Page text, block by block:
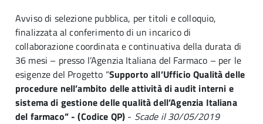
Avviso di selezione pubblica, per titoli e colloquio,
finalizzata al conferimento di un incarico di
collaborazione coordinata e continuativa della durata di
36 mesi – presso l’Agenzia Italiana del Farmaco – per le
esigenze del Progetto “Supporto all’Ufficio Qualità delle
procedure nell’ambito delle attività di audit interni e
sistema di gestione delle qualità dell’Agenzia Italiana
del farmaco” - (Codice QP) - Scade il 30/05/2019